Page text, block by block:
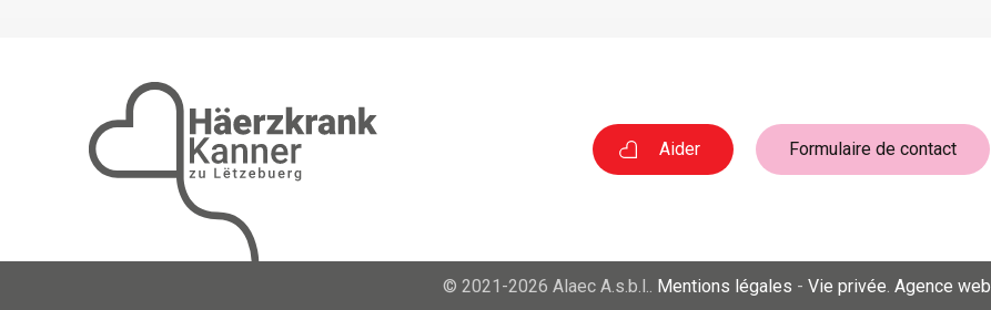
Aider Formulaire de contact
© 2021-2026 Alaec A.s.b.l.. Mentions légales - Vie privée Agence web